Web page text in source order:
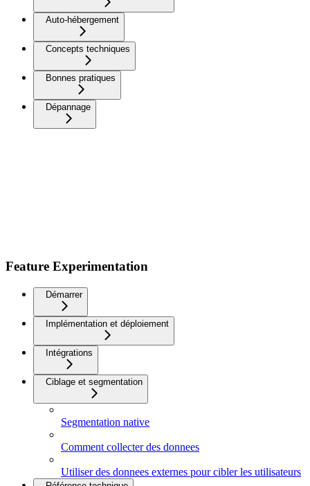
Auto-hébergement
Concepts techniques
Bonnes pratiques
Dépannage
Feature Experimentation
Démarrer
Implémentation et déploiement
Intégrations
Ciblage et segmentation
Segmentation native
Comment collecter des donnees
Utiliser des donnees externes pour cibler les utilisateurs